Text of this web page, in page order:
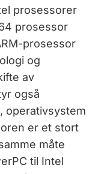
prosessorer
prosessor
prosessor
og
av
også
operativsystem
er et stort
måte
til Intel